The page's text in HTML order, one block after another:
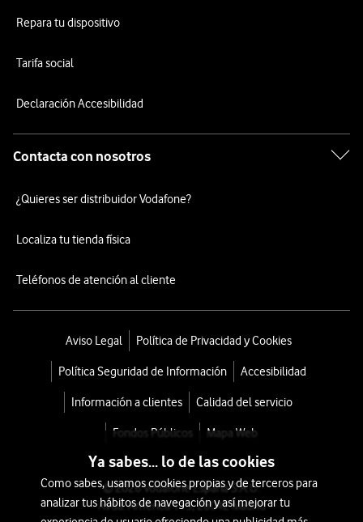
Repara tu dispositivo
Tarifa social
Declaración Accesibilidad
Contacta con nosotros
¿Quieres ser distribuidor Vodafone?
Localiza tu tienda física
Teléfonos de atención al cliente
Aviso Legal Política de Privacidad y Cookies
Política Seguridad de Información Accesibilidad
Información a clientes Calidad del servicio
Fondos Públicos Mapa Web
© 2026 Vodafone España S.A.U.
Avda. América 115, 28042 Madrid
Ya sabes... lo de las cookies
Como sabes, usamos cookies propias y de terceros para
analizar tus hábitos de navegación y así mejorar tu